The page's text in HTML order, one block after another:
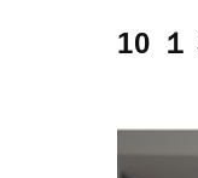
10